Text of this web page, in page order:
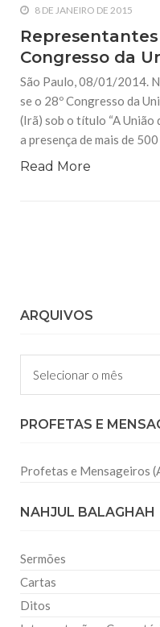
8 DE JANEIRO DE 2015
Representantes
Congresso da
São Paulo, 08/01/2014.
se o 28º Congresso da
(Irã) sob o título “A União
a presença de mais de
Read More
ARQUIVOS
Arquivos
PROFETAS E
Profetas e Mensageiros
NAHJUL BALAGHAH
Sermões
Cartas
Ditos